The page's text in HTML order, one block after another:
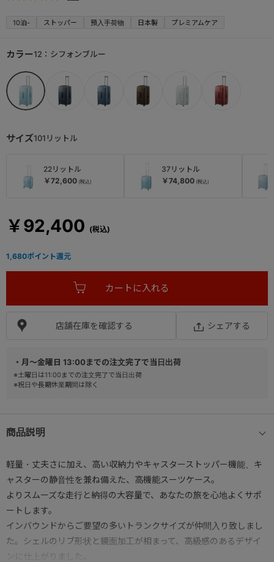
10泊- ストッパー 預入手荷物 日本製 プレミアムケア
・月～金曜日 13:00までの注文完了で当日出荷
※土曜日は11:00までの注文完了で当日出荷
※祝日や長期休業期間は除く
￥92,400
商品説明
軽量・丈夫さに加え、高い収納力やキャスターストッパー機能、キ
ャスターの静音性を兼ね備えた、高機能スーツケース。
よりスムーズな走行と納得の大容量で、あなたの旅を心地よくサポ
ートします。
インバウンドからご要望の多いトランクサイズが仲間入り致しまし
た。シェルのリブ形状と鏡面加工が相まって、高級感のあるデザイ
ンに仕上がりました。
サイズ101リットル
22リットル
￥72,600
37リットル
￥74,800
カラー12：シフォンブルー
店舗在庫を確認する シェアする
1,680ポイント還元